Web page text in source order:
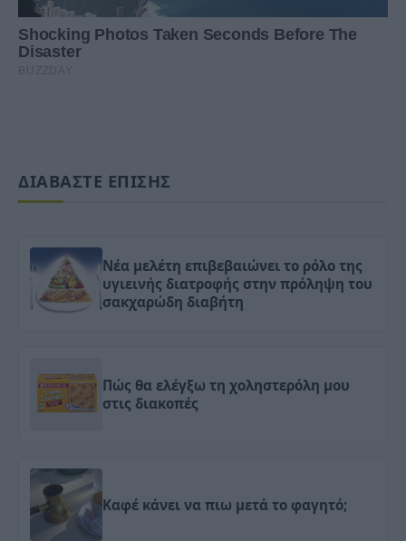
ΔΙΑΒΑΣΤΕ ΕΠΙΣΗΣ
Νέα μελέτη επιβεβαιώνει το ρόλο της
υγιεινής διατροφής στην πρόληψη του
σακχαρώδη διαβήτη
Πώς θα ελέγξω τη χοληστερόλη μου
στις διακοπές
Καφέ κάνει να πιω μετά το φαγητό;